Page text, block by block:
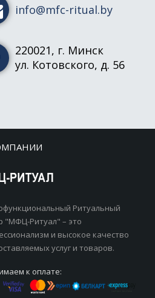
info@mfc-ritual.by
220021, г. Минск
ул. Котовского, д. 56
Ритуальный
"МФЦ-Ритуал" – это
и высокое качество
услуг и товаров.
к оплате: